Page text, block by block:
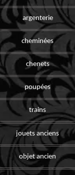
argenterie
cheminées
chenets
poupées
trains
jouets anciens
objet ancien